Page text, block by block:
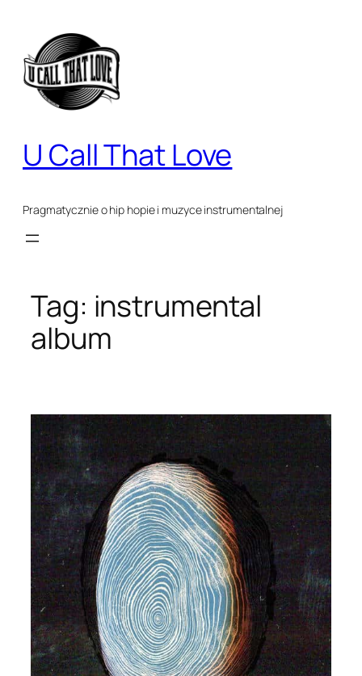
treści
U Call That Love
Pragmatycznie o hip hopie i muzyce instrumentalnej
Tag: instrumental
album